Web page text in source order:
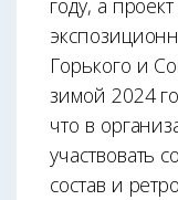
году, а
Горького и
зимой 2024
что в
участвовать
состав и